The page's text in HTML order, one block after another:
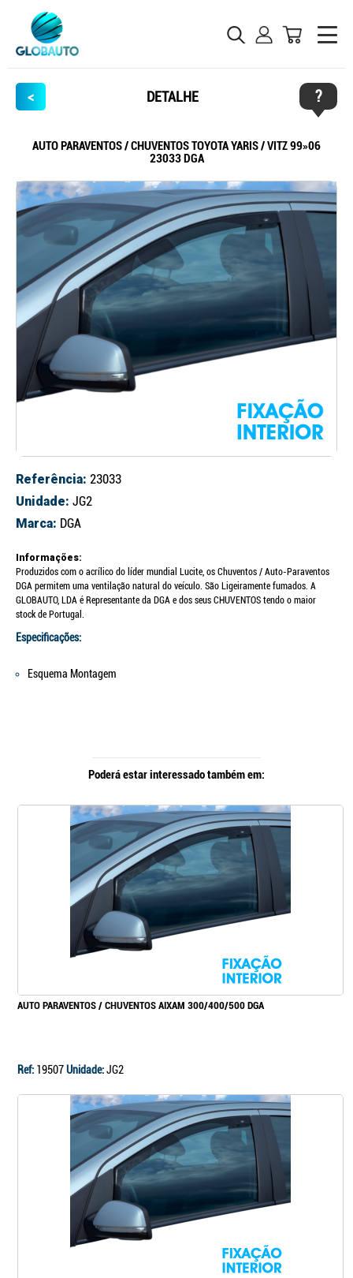
< DETALHE ?
AUTO PARAVENTOS / CHUVENTOS TOYOTA YARIS / VITZ 99»06
23033 DGA
Referência: 23033
Unidade: JG2
Marca: DGA
Informações:
Produzidos com o acrílico do líder mundial Lucite, os Chuventos / Auto-Paraventos
DGA permitem uma ventilação natural do veículo. São Ligeiramente fumados. A
GLOBAUTO, LDA é Representante da DGA e dos seus CHUVENTOS tendo o maior
stock de Portugal.
Especificações:
Esquema Montagem
Poderá estar interessado também em:
AUTO PARAVENTOS / CHUVENTOS AIXAM 300/400/500 DGA
Ref: 19507Unidade:JG2